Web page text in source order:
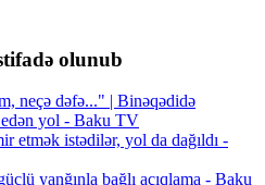
olunub
neçə dəfə..." | Binəqədidə
yol - Baku TV
etmək istədilər, yol da dağıldı -
yanğınla bağlı açıqlama - Baku